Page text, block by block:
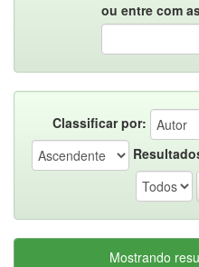
ou entre com
Classificar por:
Mostrando